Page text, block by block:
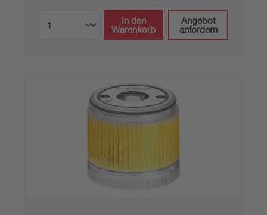
In den
Warenkorb
Angebot
anfordern